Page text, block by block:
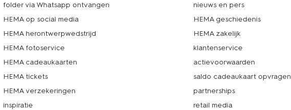
folder via Whatsapp ontvangen
HEMA op social media
HEMA herontwerpwedstrijd
HEMA fotoservice
HEMA cadeaukaarten
HEMA tickets
HEMA verzekeringen
inspiratie
nieuws en pers
HEMA geschiedenis
HEMA zakelijk
klantenservice
actievoorwaarden
saldo cadeaukaart opvragen
partnerships
retail media